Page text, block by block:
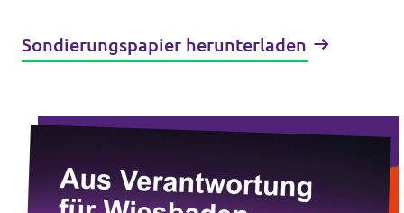
Sondierungspapier herunterladen